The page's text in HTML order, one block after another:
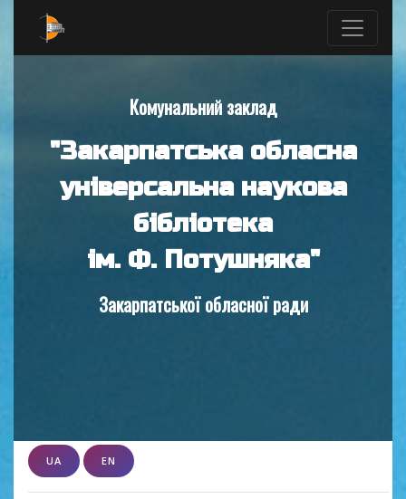
Комунальний заклад
"Закарпатська обласна
універсальна наукова
бібліотека
ім. Ф. Потушняка"
Закарпатської обласної ради
UA EN